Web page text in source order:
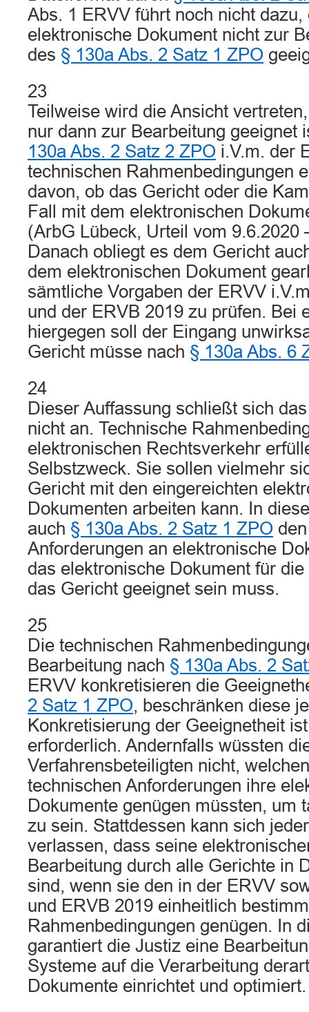
Abs. 1 ERVV führt noch nicht dazu,
elektronische Dokument nicht zur
des § 130a Abs. 2 Satz 1 ZPO
23
Teilweise wird die Ansicht
nur dann zur Bearbeitung geeignet
130a Abs. 2 Satz 2 ZPO i.V.m. der
technischen Rahmenbedingungen
davon, ob das Gericht oder die
Fall mit dem elektronischen
(ArbG Lübeck, Urteil vom 9.6.2020
Danach obliegt es dem Gericht
dem elektronischen Dokument
sämtliche Vorgaben der ERVV
und der ERVB 2019 zu prüfen. Bei
hiergegen soll der Eingang
Gericht müsse nach § 130a Abs. 6
24
Dieser Auffassung schließt sich
nicht an. Technische
elektronischen Rechtsverkehr
Selbstzweck. Sie sollen vielmehr
Gericht mit den eingereichten
Dokumenten arbeiten kann. In
auch § 130a Abs. 2 Satz 1 ZPO
Anforderungen an elektronische
das elektronische Dokument für
das Gericht geeignet sein muss.
25
Die technischen
Bearbeitung nach § 130a Abs. 2
ERVV konkretisieren die
2 Satz 1 ZPO, beschränken diese
Konkretisierung der Geeignetheit
erforderlich. Andernfalls wüssten
Verfahrensbeteiligten nicht,
technischen Anforderungen ihre
Dokumente genügen müssten, um
zu sein. Stattdessen kann sich
verlassen, dass seine
Bearbeitung durch alle Gerichte in
sind, wenn sie den in der ERVV
und ERVB 2019 einheitlich
Rahmenbedingungen genügen. In
garantiert die Justiz eine
Systeme auf die Verarbeitung
Dokumente einrichtet und optimiert.